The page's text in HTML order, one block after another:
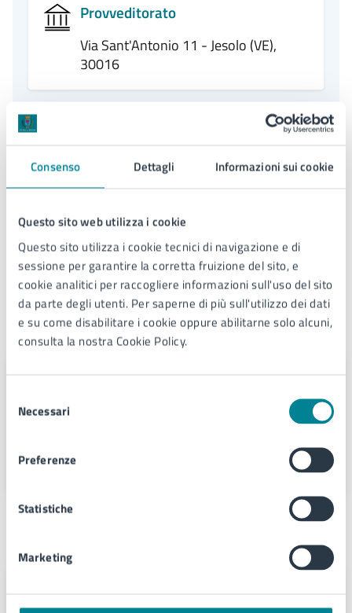
Consenso Dettagli Informazioni sui cookie
Questo sito web utilizza i cookie
Questo sito utilizza i cookie tecnici di navigazione e di
sessione per garantire la corretta fruizione del sito, e
cookie analitici per raccogliere informazioni sull'uso del sito
da parte degli utenti. Per saperne di più sull'utilizzo dei dati
e su come disabilitare i cookie oppure abilitarne solo alcuni,
consulta la nostra Cookie Policy.
delNecessari
Preferenze
Statistiche
Marketing
Provveditorato
Via Sant'Antonio 11 - Jesolo (VE),
30016
di servizio.
Termini e condizioni di servizio (PDF)
Contatti
Telefono:
PEC:comune.jesolo@legalmail.it
Unità organizzativa responsabile